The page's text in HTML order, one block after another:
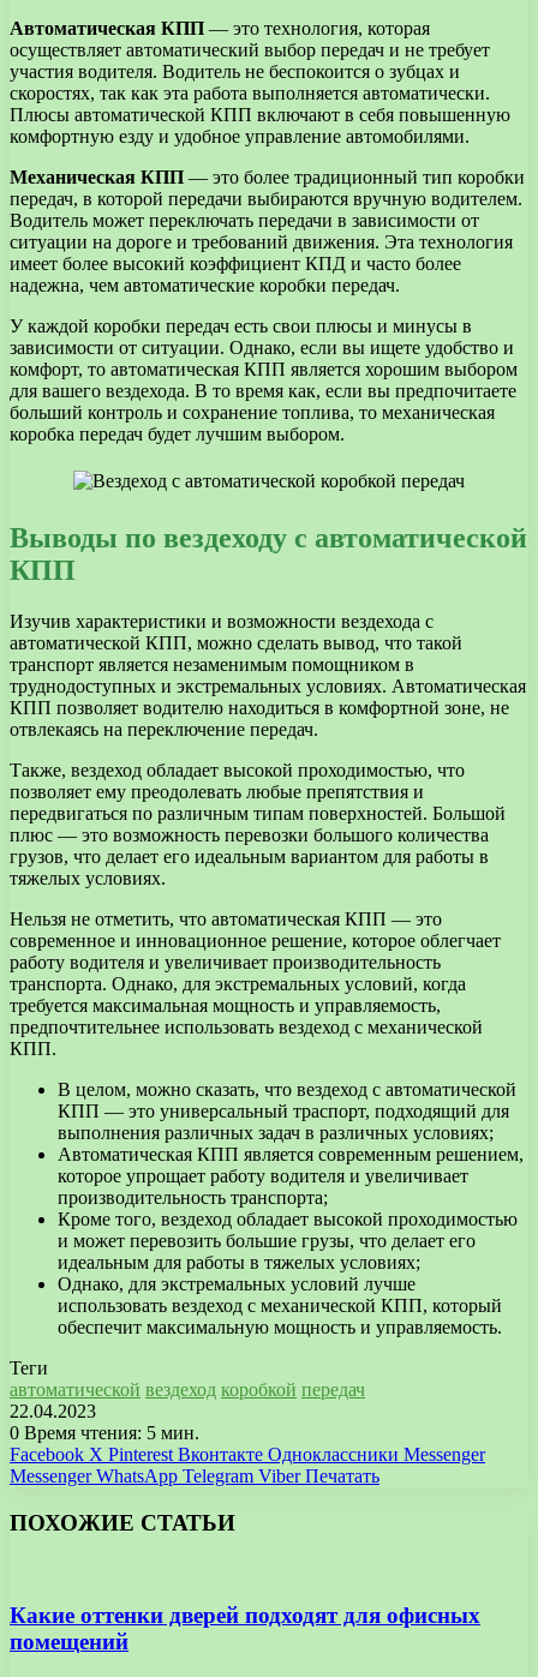
Автоматическая КПП — это технология, которая
осуществляет автоматический выбор передач и не требует
участия водителя. Водитель не беспокоится о зубцах и
скоростях, так как эта работа выполняется автоматически.
Плюсы автоматической КПП включают в себя повышенную
комфортную езду и удобное управление автомобилями.
Механическая КПП — это более традиционный тип коробки
передач, в которой передачи выбираются вручную водителем.
Водитель может переключать передачи в зависимости от
ситуации на дороге и требований движения. Эта технология
имеет более высокий коэффициент КПД и часто более
надежна, чем автоматические коробки передач.
У каждой коробки передач есть свои плюсы и минусы в
зависимости от ситуации. Однако, если вы ищете удобство и
комфорт, то автоматическая КПП является хорошим выбором
для вашего вездехода. В то время как, если вы предпочитаете
больший контроль и сохранение топлива, то механическая
коробка передач будет лучшим выбором.
Выводы по вездеходу с автоматической
КПП
Изучив характеристики и возможности вездехода с
автоматической КПП, можно сделать вывод, что такой
транспорт является незаменимым помощником в
труднодоступных и экстремальных условиях. Автоматическая
КПП позволяет водителю находиться в комфортной зоне, не
отвлекаясь на переключение передач.
Также, вездеход обладает высокой проходимостью, что
позволяет ему преодолевать любые препятствия и
передвигаться по различным типам поверхностей. Большой
плюс — это возможность перевозки большого количества
грузов, что делает его идеальным вариантом для работы в
тяжелых условиях.
Нельзя не отметить, что автоматическая КПП — это
современное и инновационное решение, которое облегчает
работу водителя и увеличивает производительность
транспорта. Однако, для экстремальных условий, когда
требуется максимальная мощность и управляемость,
предпочтительнее использовать вездеход с механической
КПП.
В целом, можно сказать, что вездеход с автоматической
КПП — это универсальный траспорт, подходящий для
выполнения различных задач в различных условиях;
Автоматическая КПП является современным решением,
которое упрощает работу водителя и увеличивает
производительность транспорта;
Кроме того, вездеход обладает высокой проходимостью
и может перевозить большие грузы, что делает его
идеальным для работы в тяжелых условиях;
Однако, для экстремальных условий лучше
использовать вездеход с механической КПП, который
обеспечит максимальную мощность и управляемость.
Теги
автоматической вездеход коробкой передач
22.04.2023
0 Время чтения: 5 мин.
Facebook X Pinterest Вконтакте Одноклассники Messenger
Messenger WhatsApp Telegram Viber Печатать
ПОХОЖИЕ СТАТЬИ
Какие оттенки дверей подходят для офисных
помещений